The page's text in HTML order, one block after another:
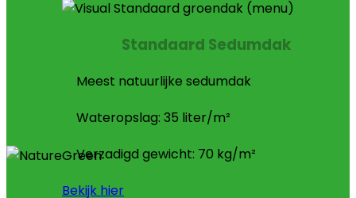
Standaard Sedumdak
Meest natuurlijke sedumdak
Wateropslag: 35 liter/m²
Verzadigd gewicht: 70 kg/m²
Bekijk hier